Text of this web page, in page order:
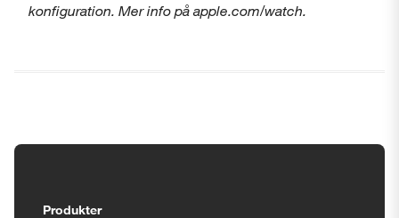
konfiguration. Mer info på apple.com/watch.
Produkter